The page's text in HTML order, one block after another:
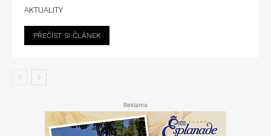
AKTUALITY
PŘEČÍST SI ČLÁNEK
Reklama